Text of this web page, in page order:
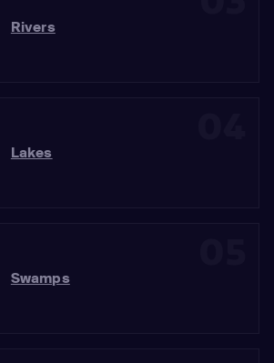
Rivers
Lakes
Swamps